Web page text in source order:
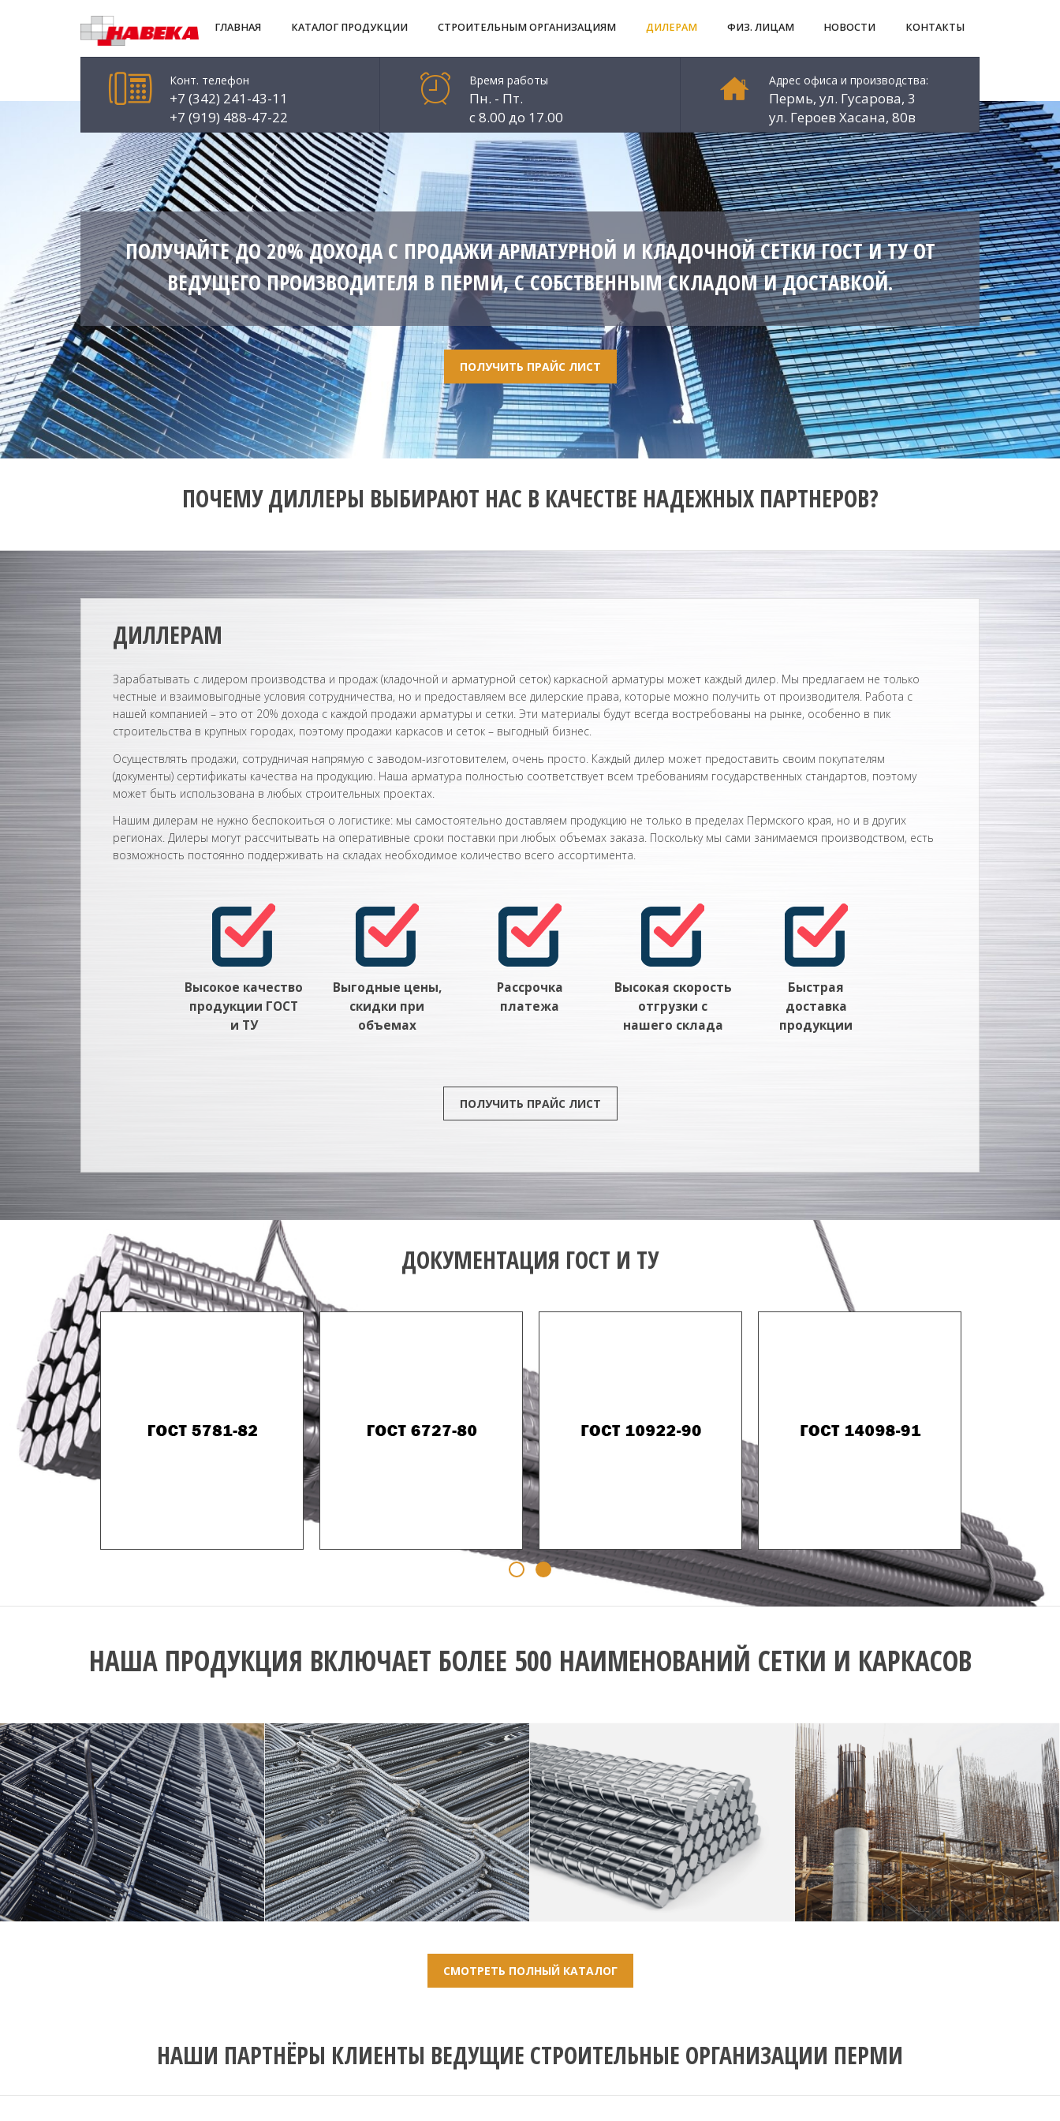
ГЛАВНАЯ КАТАЛОГ ПРОДУКЦИИ СТРОИТЕЛЬНЫМ ОРГАНИЗАЦИЯМ ДИЛЕРАМ ФИЗ. ЛИЦАМ НОВОСТИ КОНТАКТЫ
Конт. телефон
+7 (342) 241-43-11
+7 (919) 488-47-22
Время работы
Пн. - Пт.
с 8.00 до 17.00
Адрес офиса и производства:
Пермь, ул. Гусарова, 3
ул. Героев Хасана, 80в
ПОЛУЧАЙТЕ ДО 20% ДОХОДА С ПРОДАЖИ АРМАТУРНОЙ И КЛАДОЧНОЙ СЕТКИ ГОСТ И ТУ ОТ
ВЕДУЩЕГО ПРОИЗВОДИТЕЛЯ В ПЕРМИ, С СОБСТВЕННЫМ СКЛАДОМ И ДОСТАВКОЙ.
ПОЛУЧИТЬ ПРАЙС ЛИСТ
ПОЧЕМУ ДИЛЛЕРЫ ВЫБИРАЮТ НАС В КАЧЕСТВЕ НАДЕЖНЫХ ПАРТНЕРОВ?
ДИЛЛЕРАМ
Зарабатывать с лидером производства и продаж (кладочной и арматурной сеток) каркасной арматуры может каждый дилер. Мы предлагаем не только
честные и взаимовыгодные условия сотрудничества, но и предоставляем все дилерские права, которые можно получить от производителя. Работа с
нашей компанией – это от 20% дохода с каждой продажи арматуры и сетки. Эти материалы будут всегда востребованы на рынке, особенно в пик
строительства в крупных городах, поэтому продажи каркасов и сеток – выгодный бизнес.
Осуществлять продажи, сотрудничая напрямую с заводом-изготовителем, очень просто. Каждый дилер может предоставить своим покупателям
(документы) сертификаты качества на продукцию. Наша арматура полностью соответствует всем требованиям государственных стандартов, поэтому
может быть использована в любых строительных проектах.
Нашим дилерам не нужно беспокоиться о логистике: мы самостоятельно доставляем продукцию не только в пределах Пермского края, но и в других
регионах. Дилеры могут рассчитывать на оперативные сроки поставки при любых объемах заказа. Поскольку мы сами занимаемся производством, есть
возможность постоянно поддерживать на складах необходимое количество всего ассортимента.
Высокое качество
продукции ГОСТ
и ТУ
Выгодные цены,
скидки при
объемах
Рассрочка
платежа
Высокая скорость
отгрузки с
нашего склада
Быстрая
доставка
продукции
ПОЛУЧИТЬ ПРАЙС ЛИСТ
ДОКУМЕНТАЦИЯ ГОСТ И ТУ
НАША ПРОДУКЦИЯ ВКЛЮЧАЕТ БОЛЕЕ 500 НАИМЕНОВАНИЙ СЕТКИ И КАРКАСОВ
СМОТРЕТЬ ПОЛНЫЙ КАТАЛОГ
НАШИ ПАРТНЁРЫ КЛИЕНТЫ ВЕДУЩИЕ СТРОИТЕЛЬНЫЕ ОРГАНИЗАЦИИ ПЕРМИ